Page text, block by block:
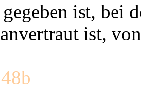
ist, bei
ist,